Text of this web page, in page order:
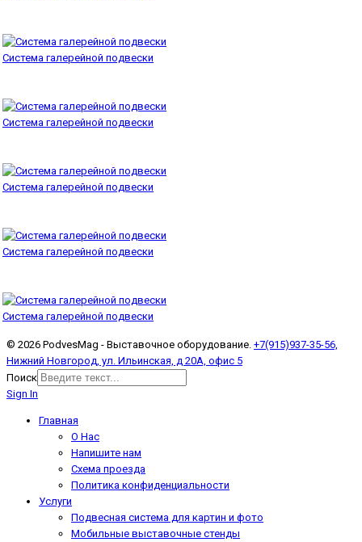
Система галерейной подвески
Система галерейной подвески
Система галерейной подвески
Система галерейной подвески
Система галерейной подвески
© 2026 PodvesMag - Выставочное оборудование. +7(915)937-35-56,
Нижний Новгород, ул. Ильинская, д 20А, офис 5
Поиск
Sign In
Главная
О Нас
Напишите нам
Схема проезда
Политика конфиденциальности
Услуги
Подвесная система для картин и фото
Мобильные выставочные стенды